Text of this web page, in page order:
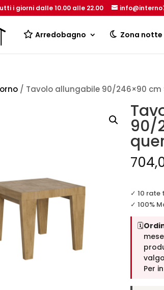
i giorni dalle 10.00 alle 22.00
Arredobagno Zona notte
/ Tavolo allungabile 90/246×90
90/
✓ 10 rate
✓ 100%
🗓️
Per